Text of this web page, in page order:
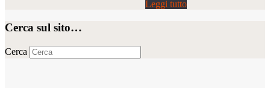
Cerca sul sito…
Cerca